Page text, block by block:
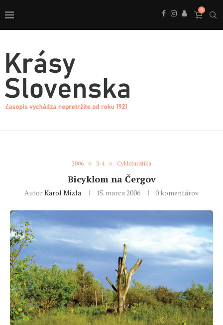
0
2006 3-4 Cykloturistika
Bicyklom na Čergov
AutorKarol Mizla 15. marca 2006 0 komentárov